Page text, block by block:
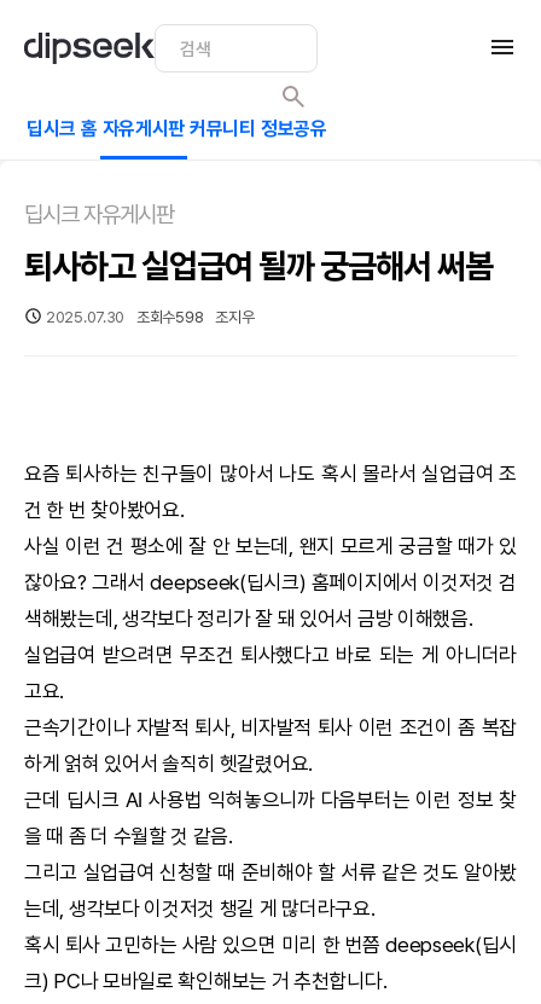
딥시크 홈 자유게시판 커뮤니티 정보공유
딥시크 자유게시판
퇴사하고 실업급여 될까 궁금해서 써봄
2025.07.30 조회수598 조지우
요즘 퇴사하는 친구들이 많아서 나도 혹시 몰라서 실업급여 조
건 한 번 찾아봤어요.
사실 이런 건 평소에 잘 안 보는데, 왠지 모르게 궁금할 때가 있
잖아요? 그래서deepseek(딥시크) 홈페이지에서 이것저것 검
색해봤는데, 생각보다 정리가 잘 돼 있어서 금방 이해했음.
실업급여 받으려면 무조건 퇴사했다고 바로 되는 게 아니더라
고요.
근속기간이나 자발적 퇴사, 비자발적 퇴사 이런 조건이 좀 복잡
하게 얽혀 있어서 솔직히 헷갈렸어요.
근데 딥시크 AI 사용법 익혀놓으니까 다음부터는 이런 정보 찾
을 때 좀 더 수월할 것 같음.
그리고 실업급여 신청할 때 준비해야 할 서류 같은 것도 알아봤
는데, 생각보다 이것저것 챙길 게 많더라구요.
혹시 퇴사 고민하는 사람 있으면 미리 한 번쯤deepseek(딥시
크) PC나 모바일로 확인해보는 거 추천합니다.